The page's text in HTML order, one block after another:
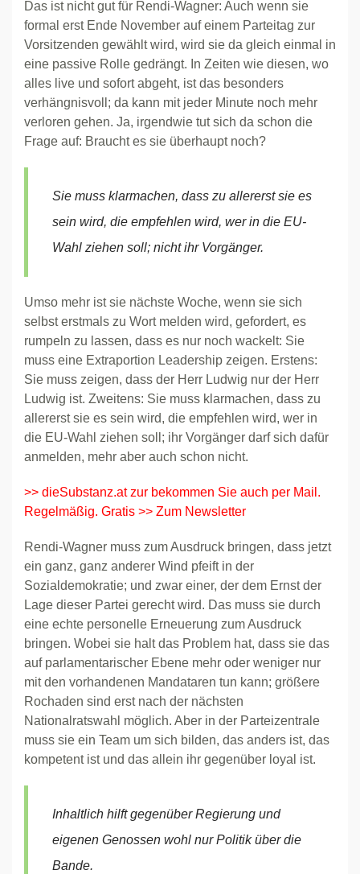
Das ist nicht gut für Rendi-Wagner: Auch wenn sie
formal erst Ende November auf einem Parteitag zur
Vorsitzenden gewählt wird, wird sie da gleich einmal in
eine passive Rolle gedrängt. In Zeiten wie diesen, wo
alles live und sofort abgeht, ist das besonders
verhängnisvoll; da kann mit jeder Minute noch mehr
verloren gehen. Ja, irgendwie tut sich da schon die
Frage auf: Braucht es sie überhaupt noch?
Sie muss klarmachen, dass zu allererst sie es
sein wird, die empfehlen wird, wer in die EU-
Wahl ziehen soll; nicht ihr Vorgänger.
Umso mehr ist sie nächste Woche, wenn sie sich
selbst erstmals zu Wort melden wird, gefordert, es
rumpeln zu lassen, dass es nur noch wackelt: Sie
muss eine Extraportion Leadership zeigen. Erstens:
Sie muss zeigen, dass der Herr Ludwig nur der Herr
Ludwig ist. Zweitens: Sie muss klarmachen, dass zu
allererst sie es sein wird, die empfehlen wird, wer in
die EU-Wahl ziehen soll; ihr Vorgänger darf sich dafür
anmelden, mehr aber auch schon nicht.
>> dieSubstanz.at zur bekommen Sie auch per Mail.
Regelmäßig. Gratis >> Zum Newsletter
Rendi-Wagner muss zum Ausdruck bringen, dass jetzt
ein ganz, ganz anderer Wind pfeift in der
Sozialdemokratie; und zwar einer, der dem Ernst der
Lage dieser Partei gerecht wird. Das muss sie durch
eine echte personelle Erneuerung zum Ausdruck
bringen. Wobei sie halt das Problem hat, dass sie das
auf parlamentarischer Ebene mehr oder weniger nur
mit den vorhandenen Mandataren tun kann; größere
Rochaden sind erst nach der nächsten
Nationalratswahl möglich. Aber in der Parteizentrale
muss sie ein Team um sich bilden, das anders ist, das
kompetent ist und das allein ihr gegenüber loyal ist.
Inhaltlich hilft gegenüber Regierung und
eigenen Genossen wohl nur Politik über die
Bande.